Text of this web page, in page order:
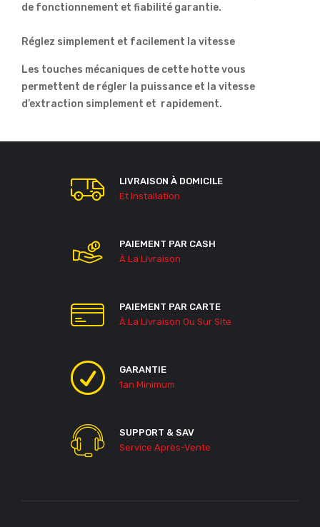
de fonctionnement et fiabilité garantie.
Réglez simplement et facilement la vitesse
Les touches mécaniques de cette hotte vous
permettent de régler la puissance et la vitesse
d’extraction simplement et rapidement.
LIVRAISON À DOMICILE
Et Installation
PAIEMENT PAR CASH
À La Livraison
PAIEMENT PAR CARTE
À La Livraison Ou Sur Site
GARANTIE
1an Minimum
SUPPORT & SAV
Service Après-Vente